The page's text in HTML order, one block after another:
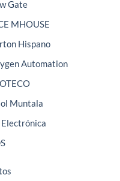
Gate
MHOUSE
Hispano
Automation
Muntala